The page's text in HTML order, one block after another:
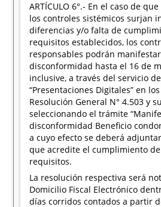
ARTÍCULO 6°.- En el caso de
los controles sistémicos surjan
diferencias y/o falta de
requisitos establecidos, los
responsables podrán
disconformidad hasta el 16 de
inclusive, a través del servicio
“Presentaciones Digitales” en
Resolución General N° 4.503 y
seleccionando el trámite
disconformidad Beneficio
a cuyo efecto se deberá
que acredite el cumplimiento
requisitos.
La resolución respectiva será
Domicilio Fiscal Electrónico
días corridos contados a partir